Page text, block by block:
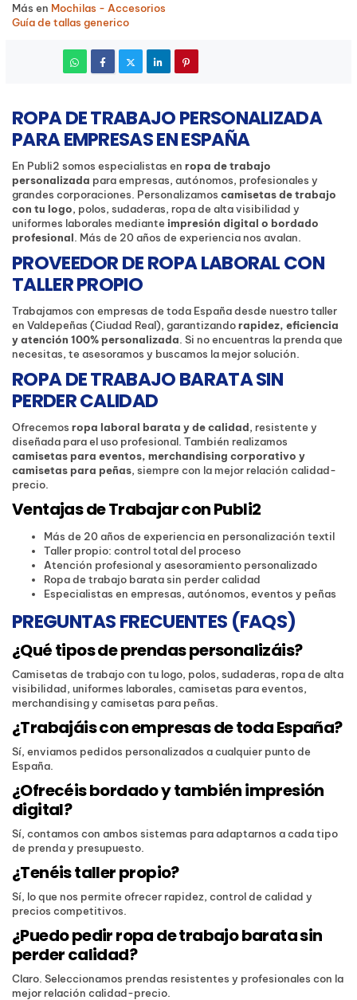
Más en Mochilas - Accesorios
Guía de tallas generico
ROPA DE TRABAJO PERSONALIZADA
PARA EMPRESAS EN ESPAÑA
En Publi2 somos especialistas en ropa de trabajo
personalizada para empresas, autónomos, profesionales y
grandes corporaciones. Personalizamos camisetas de trabajo
con tu logo, polos, sudaderas, ropa de alta visibilidad y
uniformes laborales mediante impresión digital o bordado
profesional . Más de 20 años de experiencia nos avalan.
PROVEEDOR DE ROPA LABORAL CON
TALLER PROPIO
Trabajamos con empresas de toda España desde nuestro taller
en Valdepeñas (Ciudad Real), garantizandorapidez, eficiencia
y atención 100% personalizada . Si no encuentras la prenda que
necesitas, te asesoramos y buscamos la mejor solución.
ROPA DE TRABAJO BARATA SIN
PERDER CALIDAD
Ofrecemos ropa laboral barata y de calidad, resistente y
diseñada para el uso profesional. También realizamos
camisetas para eventos, merchandising corporativo y
camisetas para peñas, siempre con la mejor relación calidad-
precio.
Ventajas de Trabajar con Publi2
Más de 20 años de experiencia en personalización textil
Taller propio: control total del proceso
Atención profesional y asesoramiento personalizado
Ropa de trabajo barata sin perder calidad
Especialistas en empresas, autónomos, eventos y peñas
PREGUNTAS FRECUENTES (FAQS)
¿Qué tipos de prendas personalizáis?
Camisetas de trabajo con tu logo, polos, sudaderas, ropa de alta
visibilidad, uniformes laborales, camisetas para eventos,
merchandising y camisetas para peñas.
¿Trabajáis con empresas de toda España?
Sí, enviamos pedidos personalizados a cualquier punto de
España.
¿Ofrecéis bordado y también impresión
digital?
Sí, contamos con ambos sistemas para adaptarnos a cada tipo
de prenda y presupuesto.
¿Tenéis taller propio?
Sí, lo que nos permite ofrecer rapidez, control de calidad y
precios competitivos.
¿Puedo pedir ropa de trabajo barata sin
perder calidad?
Claro. Seleccionamos prendas resistentes y profesionales con la
mejor relación calidad-precio.